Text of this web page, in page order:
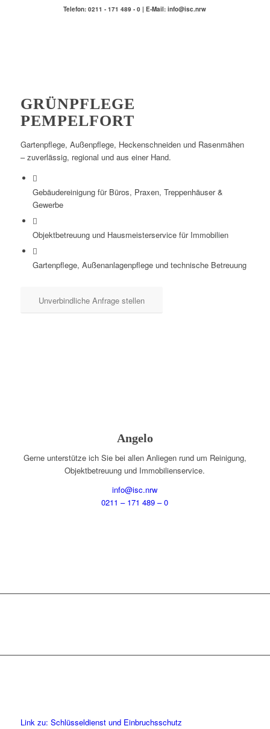
Telefon: 0211 - 171 489 - 0 | E-Mail: info@isc.nrw
GRÜNPFLEGE
PEMPELFORT
Gartenpflege, Außenpflege, Heckenschneiden und Rasenmähen
– zuverlässig, regional und aus einer Hand.
Gebäudereinigung für Büros, Praxen, Treppenhäuser &
Gewerbe
Objektbetreuung und Hausmeisterservice für Immobilien
Gartenpflege, Außenanlagenpflege und technische Betreuung
Unverbindliche Anfrage stellen
Angelo
Gerne unterstütze ich Sie bei allen Anliegen rund um Reinigung,
Objektbetreuung und Immobilienservice.
info@isc.nrw
0211 – 171 489 – 0
Link zu: Schlüsseldienst und Einbruchsschutz